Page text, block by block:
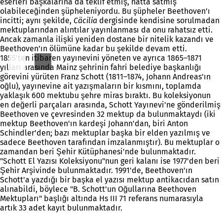
olabileceğinden şüpheleniyordu. Bu şüpheler Beethoven'ı
incitti; aynı şekilde, Cäcilia dergisinde kendisine sorulmadan
mektuplarından alıntılar yayınlanması da onu rahatsız etti.
Ancak zamanla ilişki yeniden dostane bir nitelik kazandı ve
Beethoven'ın ölümüne kadar bu şekilde devam etti.
1855'ten itibaren yayınevini yöneten ve ayrıca 1865–1871
yılları arasında Mainz şehrinin fahri belediye başkanlığı
görevini yürüten Franz Schott (1811–1874, Johann Andreas'ın
oğlu), yayınevine ait yazışmaların bir kısmını, toplamda
yaklaşık 600 mektubu şehre miras bıraktı. Bu koleksiyonun
en değerli parçaları arasında, Schott Yayınevi'ne gönderilmiş
Beethoven ve çevresinden 32 mektup da bulunmaktaydı (iki
mektup Beethoven'ın kardeşi Johann'dan, biri Anton
Schindler'den; bazı mektuplar başka bir elden yazılmış ve
sadece Beethoven tarafından imzalanmıştır). Bu mektuplar o
zamandan beri Şehir Kütüphanesi'nde bulunmaktadır.
"Schott El Yazısı Koleksiyonu"nun geri kalanı ise 1977'den beri
Şehir Arşivinde bulunmaktadır. 1991'de, Beethoven'ın
Schott'a yazdığı bir başka el yazısı mektup antikacıdan satın
alınabildi, böylece "B. Schott'un Oğullarına Beethoven
Mektupları" başlığı altında Hs III 71 referans numarasıyla
artık 33 adet kayıt bulunmaktadır.